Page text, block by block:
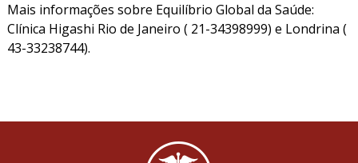
Mais informações sobre Equilíbrio Global da Saúde:
Clínica Higashi Rio de Janeiro ( 21-34398999) e Londrina (
43-33238744).